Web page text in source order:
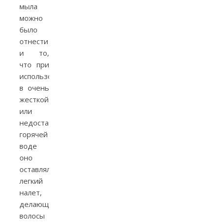
мыла
можно
было
отнести
и то,
что при
использовании
в очень
жесткой
или
недостаточно
горячей
воде
оно
оставляло
легкий
налет,
делающий
волосы